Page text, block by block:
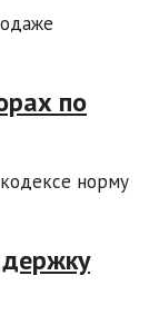
по
норму